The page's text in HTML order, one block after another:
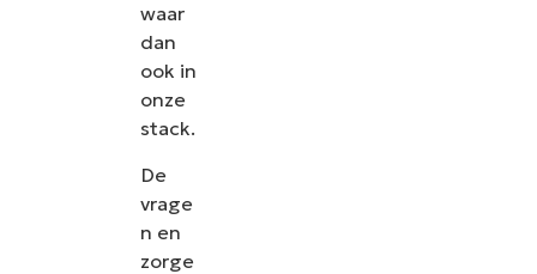
waar
dan
ook in
onze
stack.
De
vrage
n en
zorge